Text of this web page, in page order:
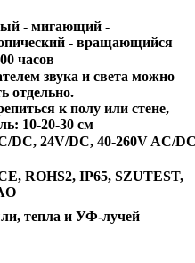
- мигающий -
- вращающийся
часов
звука и света можно
отдельно.
к полу или стене,
10-20-30 см
DC, 24V/DC, 40-260V AC/
ROHS2, IP65, SZUTEST,
тепла и УФ-лучей